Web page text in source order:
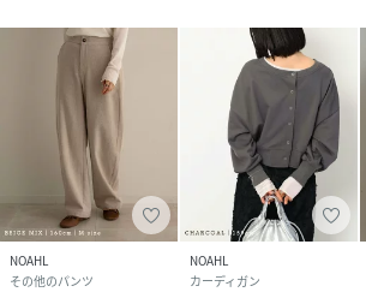
NOAHL
その他のパンツ
NOAHL
カーディガン